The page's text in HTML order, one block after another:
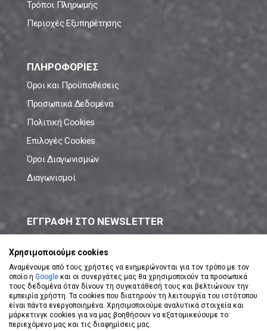
Τρόποι Πληρωμής
Περιοχές Εξυπηρέτησης
ΠΛΗΡΟΦΟΡΙΕΣ
Όροι και Προϋποθέσεις
Προσωπικά Δεδομένα
Πολιτική Cookies
Επιλογές Cookies
Όροι Διαγωνισμών
Διαγωνισμοί
ΕΓΓΡΑΦΗ ΣΤΟ NEWSLETTER
ΕΓΓΡΑΦΗ ΣΤΟ NEWSLETTER
Χρησιμοποιούμε cookies
Αναμένουμε από τους χρήστες να ενημερώνονται για τον τρόπο με τον
οποίο η Google και οι συνεργάτες μας θα χρησιμοποιούν τα προσωπικά
τους δεδομένα όταν δίνουν τη συγκατάθεσή τους και βελτιώνουν την
εμπειρία χρήστη. Τα cookies που διατηρούν τη λειτουργία του ιστότοπου
είναι πάντα ενεργοποιημένα. Χρησιμοποιούμε αναλυτικά στοιχεία και
μάρκετινγκ cookies για να μας βοηθήσουν να εξατομικεύουμε το
περιεχόμενο μας και τις διαφημίσεις μας.